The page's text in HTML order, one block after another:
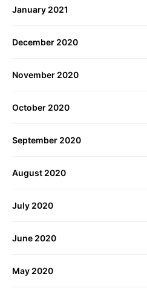
January 2021
December 2020
November 2020
October 2020
September 2020
August 2020
July 2020
June 2020
May 2020